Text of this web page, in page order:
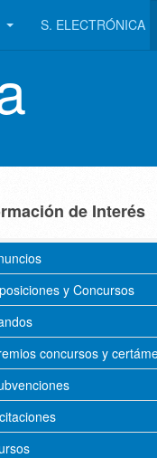
S. ELECTRÓNICA
de Interés
y Concursos
concursos y